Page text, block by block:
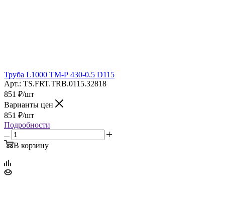
Труба L1000 ТМ-Р 430-0.5 D115
Арт.: TS.FRT.TRB.0115.32818
851 ₽/шт
Варианты цен
851 ₽/шт
Подробности
В корзину